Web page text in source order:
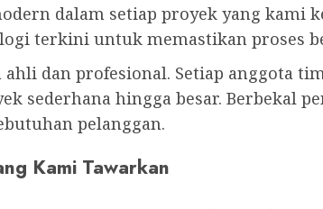
dalam setiap proyek yang kami
terkini untuk memastikan proses
dan profesional. Setiap anggota
sederhana hingga besar. Berbekal
pelanggan.
Kami Tawarkan